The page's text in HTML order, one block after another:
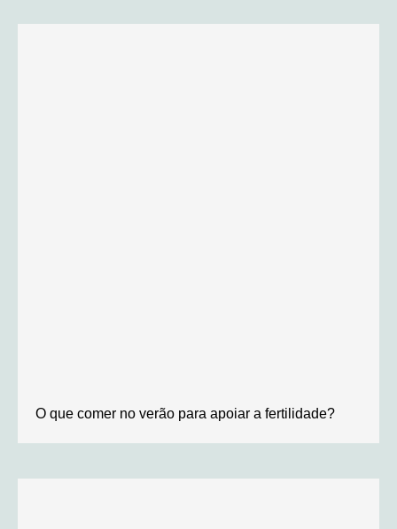
O que comer no verão para apoiar a fertilidade?